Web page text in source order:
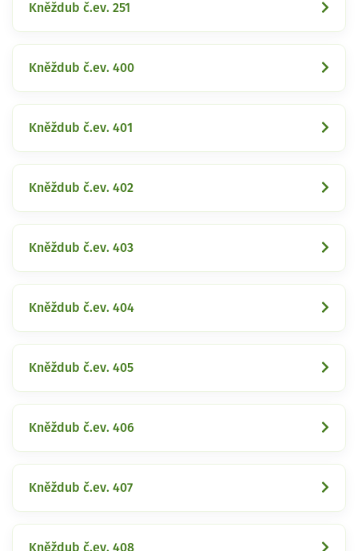
Kněždub č.ev. 251
Kněždub č.ev. 400
Kněždub č.ev. 401
Kněždub č.ev. 402
Kněždub č.ev. 403
Kněždub č.ev. 404
Kněždub č.ev. 405
Kněždub č.ev. 406
Kněždub č.ev. 407
Kněždub č.ev. 408